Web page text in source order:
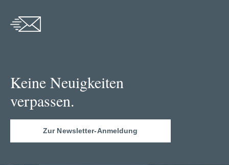
Keine Neuigkeiten
verpassen.
Zur Newsletter-Anmeldung